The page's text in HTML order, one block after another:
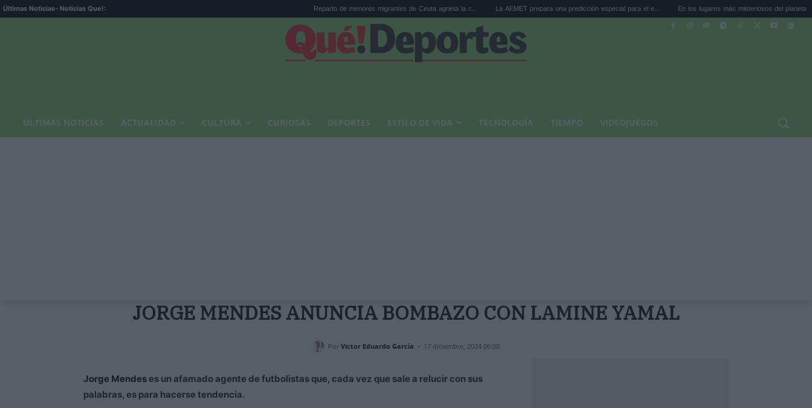
Últimas Noticias- Noticias Que!: Reparto de menores migrantes de Ceuta agrieta la c... La AEMET prepara una predicción especial para el e... En los lugares más misteriosos del planeta: Stoneh...
ÚLTIMAS NOTICIAS ACTUALIDAD CULTURA CURIOSAS DEPORTES ESTILO DE VIDA TECNOLOGÍA TIEMPO VIDEOJUEGOS
JORGE MENDES ANUNCIA BOMBAZO CON LAMINE YAMAL
Por Victor Eduardo García - 17 diciembre, 2024 06:00
Jorge Mendes es un afamado agente de futbolistas que, cada vez que sale a relucir con sus
palabras, es para hacerse tendencia.